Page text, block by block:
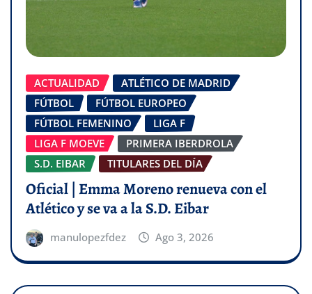
ACTUALIDAD
ATLÉTICO DE MADRID
FÚTBOL
FÚTBOL EUROPEO
FÚTBOL FEMENINO
LIGA F
LIGA F MOEVE
PRIMERA IBERDROLA
S.D. EIBAR
TITULARES DEL DÍA
Oficial | Emma Moreno renueva con el
Atlético y se va a la S.D. Eibar
manulopezfdez Ago 3, 2026